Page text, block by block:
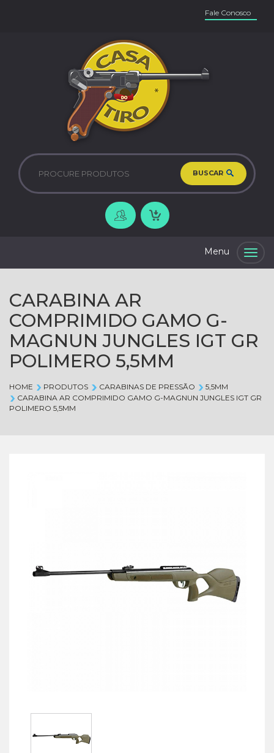
Fale Conosco
BUSCAR
CARABINA AR
COMPRIMIDO GAMO G-
MAGNUN JUNGLES IGT GR
POLIMERO 5,5MM
HOME PRODUTOS CARABINAS DE PRESSÃO
5,5MM
CARABINA AR COMPRIMIDO GAMO G-MAGNUN JUNGLES IGT GR
POLIMERO 5,5MM